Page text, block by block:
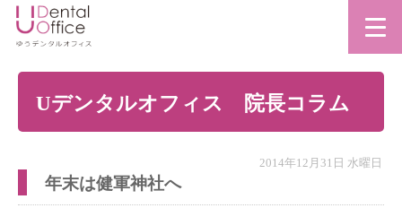
Uデンタルオフィス 院長コラム
2014年12月31日 水曜日
年末は健軍神社へ